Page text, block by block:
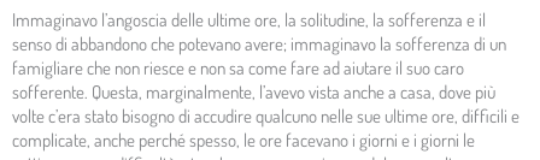
Immaginavo l’angoscia delle ultime ore, la solitudine, la sofferenza e il
senso di abbandono che potevano avere; immaginavo la sofferenza di un
famigliare che non riesce e non sa come fare ad aiutare il suo caro
sofferente. Questa, marginalmente, l’avevo vista anche a casa, dove più
volte c’era stato bisogno di accudire qualcuno nelle sue ultime ore, difficili e
complicate, anche perché spesso, le ore facevano i giorni e i giorni le